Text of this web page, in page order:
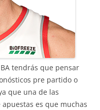
tendrás que pensar
pre partido o
que una de las
es que muchas